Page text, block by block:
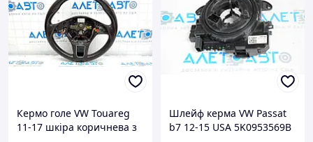
Кермо голе VW Touareg
11-17 шкіра коричнева з
Шлейф керма VW Passat
b7 12-15 USA 5K0953569B